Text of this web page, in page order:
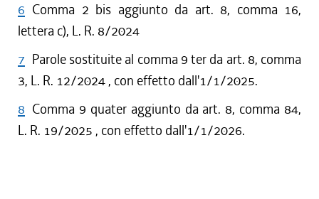
6 Comma 2 bis aggiunto da art. 8, comma 16,
lettera c), L. R. 8/2024
7 Parole sostituite al comma 9 ter da art. 8, comma
3, L. R. 12/2024 , con effetto dall'1/1/2025.
8 Comma 9 quater aggiunto da art. 8, comma 84,
L. R. 19/2025 , con effetto dall'1/1/2026.